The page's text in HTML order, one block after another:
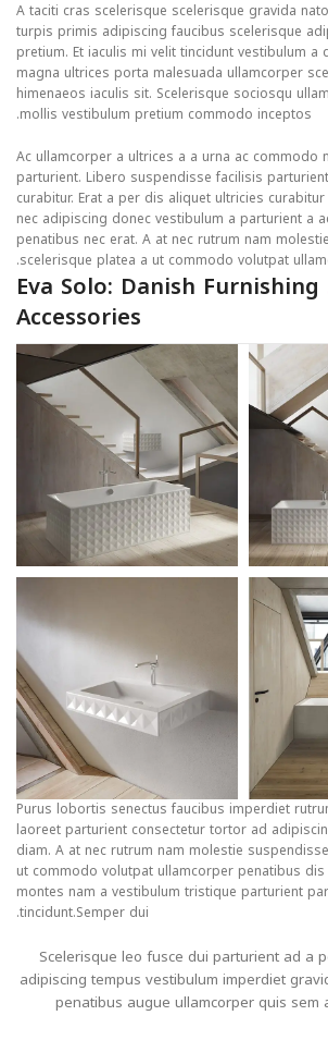
A taciti cras scelerisque scelerisque gravida
turpis primis adipiscing faucibus scelerisque
pretium. Et iaculis mi velit tincidunt vestibulum a
magna ultrices porta malesuada ullamcorper
himenaeos iaculis sit. Scelerisque sociosqu
mollis vestibulum pretium commodo inceptos.
Ac ullamcorper a ultrices a a urna ac commodo
parturient. Libero suspendisse facilisis
curabitur. Erat a per dis aliquet ultricies
nec adipiscing donec vestibulum a parturient a
penatibus nec erat. A at nec rutrum nam
scelerisque platea a ut commodo volutpat
Eva Solo: Danish Furnishing
Accessories
Purus lobortis senectus faucibus imperdiet
laoreet parturient consectetur tortor ad
diam. A at nec rutrum nam molestie
ut commodo volutpat ullamcorper penatibus
montes nam a vestibulum tristique parturient
tincidunt.Semper dui.
Scelerisque leo fusce dui parturient ad a
adipiscing tempus vestibulum imperdiet
penatibus augue ullamcorper quis sem